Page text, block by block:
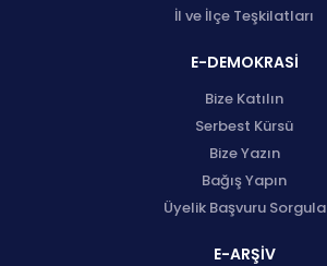
İl ve İlçe Teşkilatları
E-DEMOKRASİ
Bize Katılın
Serbest Kürsü
Bize Yazın
Bağış Yapın
Üyelik Başvuru Sorgula
E-ARŞİV